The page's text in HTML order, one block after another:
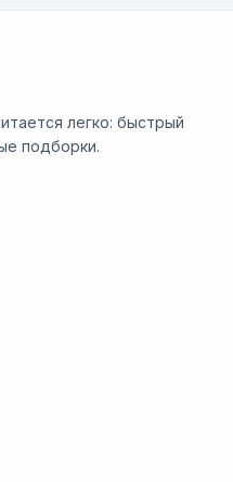
легко: быстрый
подборки.